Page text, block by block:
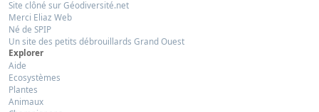
Site clôné sur Géodiversité.net
Merci Eliaz Web
Né de SPIP
Un site des petits débrouillards Grand Ouest
Explorer
Aide
Ecosystèmes
Plantes
Animaux